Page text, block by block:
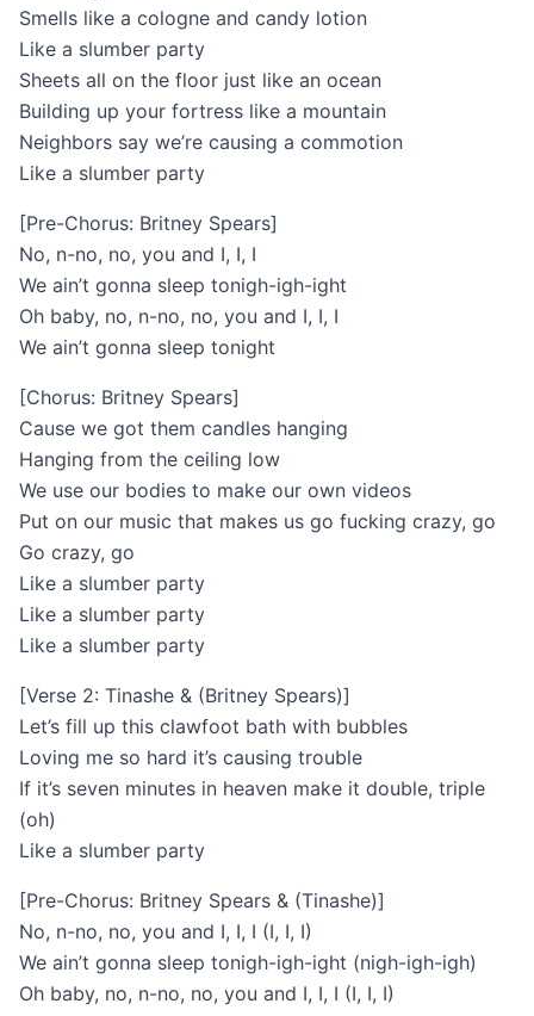
Smells like a cologne and candy lotion
Like a slumber party
Sheets all on the floor just like an ocean
Building up your fortress like a mountain
Neighbors say we’re causing a commotion
Like a slumber party
[Pre-Chorus: Britney Spears]
No, n-no, no, you and I, I, I
We ain’t gonna sleep tonigh-igh-ight
Oh baby, no, n-no, no, you and I, I, I
We ain’t gonna sleep tonight
[Chorus: Britney Spears]
Cause we got them candles hanging
Hanging from the ceiling low
We use our bodies to make our own videos
Put on our music that makes us go fucking crazy, go
Go crazy, go
Like a slumber party
Like a slumber party
Like a slumber party
[Verse 2: Tinashe & (Britney Spears)]
Let’s fill up this clawfoot bath with bubbles
Loving me so hard it’s causing trouble
If it’s seven minutes in heaven make it double, triple
(oh)
Like a slumber party
[Pre-Chorus: Britney Spears & (Tinashe)]
No, n-no, no, you and I, I, I (I, I, I)
We ain’t gonna sleep tonigh-igh-ight (nigh-igh-igh)
Oh baby, no, n-no, no, you and I, I, I (I, I, I)